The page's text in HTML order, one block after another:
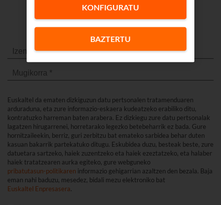
Jarri harremanetan gure
aholkulariarekin
Euskaltel da ematen dizkiguzun datu pertsonalen tratamenduaren
arduraduna, eta zure informazio-eskaera kudeatzeko erabiliko ditu,
kontratuzko harreman baten arabera. Ez dizkiegu zure datu pertsonalak
lagatzen hirugarrenei, horretarako legezko betebeharrik ez bada. Gure
hornitzaileekin, berriz, guri zerbitzu bat emateko sarbidea behar duten
kasuan bakarrik partekatuko ditugu. Eskubidea duzu, besteak beste, zure
datuetara sartzeko, haiek zuzentzeko eta haiek ezeztatzeko, eta halaber
haiek tratatzearen aurka egiteko, gure webguneko
pribatutasun-politikaren informazio gehigarrian azaltzen den bezala. Baja
eman nahi baduzu, mesedez, bidali mezu elektroniko bat
Euskaltel Enpresasera.
KONFIGURATU
BAZTERTU